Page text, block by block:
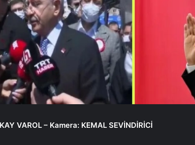
VAROL – Kamera: KEMAL SEVİNDİRİCİ